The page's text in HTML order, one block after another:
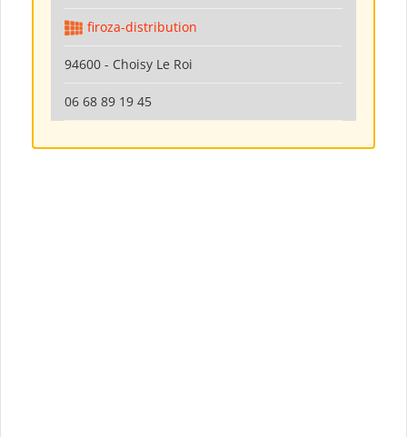
firoza-distribution
94600 - Choisy Le Roi
06 68 89 19 45